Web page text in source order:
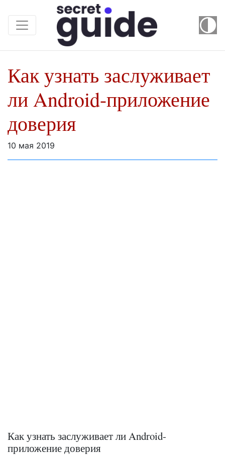
Как узнать заслуживает
ли Android-приложение
доверия
10 мая 2019
Как узнать заслуживает ли Android-
приложение доверия